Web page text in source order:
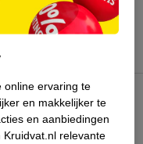
online ervaring te
en makkelijker te
en aanbiedingen
relevante